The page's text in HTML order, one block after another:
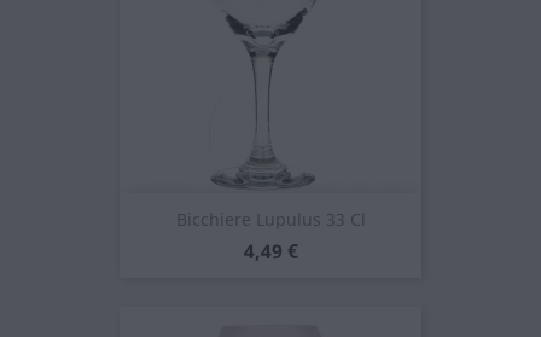
Bicchiere Lupulus 33 Cl
Prezzo
4,49 €